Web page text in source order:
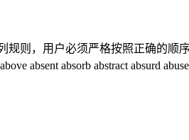
则，用户必须严格按照正确的顺
absent absorb abstract absurd